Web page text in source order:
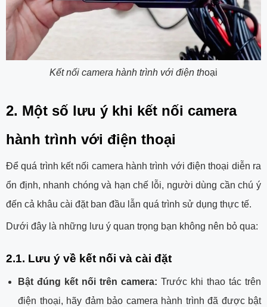
Kết nối camera hành trình với điện thoại
2. Một số lưu ý khi kết nối camera
hành trình với điện thoại
Để quá trình kết nối camera hành trình với điện thoại diễn ra
ổn định, nhanh chóng và hạn chế lỗi, người dùng cần chú ý
đến cả khâu cài đặt ban đầu lẫn quá trình sử dụng thực tế.
Dưới đây là những lưu ý quan trọng bạn không nên bỏ qua:
2.1. Lưu ý về kết nối và cài đặt
Bật đúng kết nối trên camera: Trước khi thao tác trên
điện thoại, hãy đảm bảo camera hành trình đã được bật